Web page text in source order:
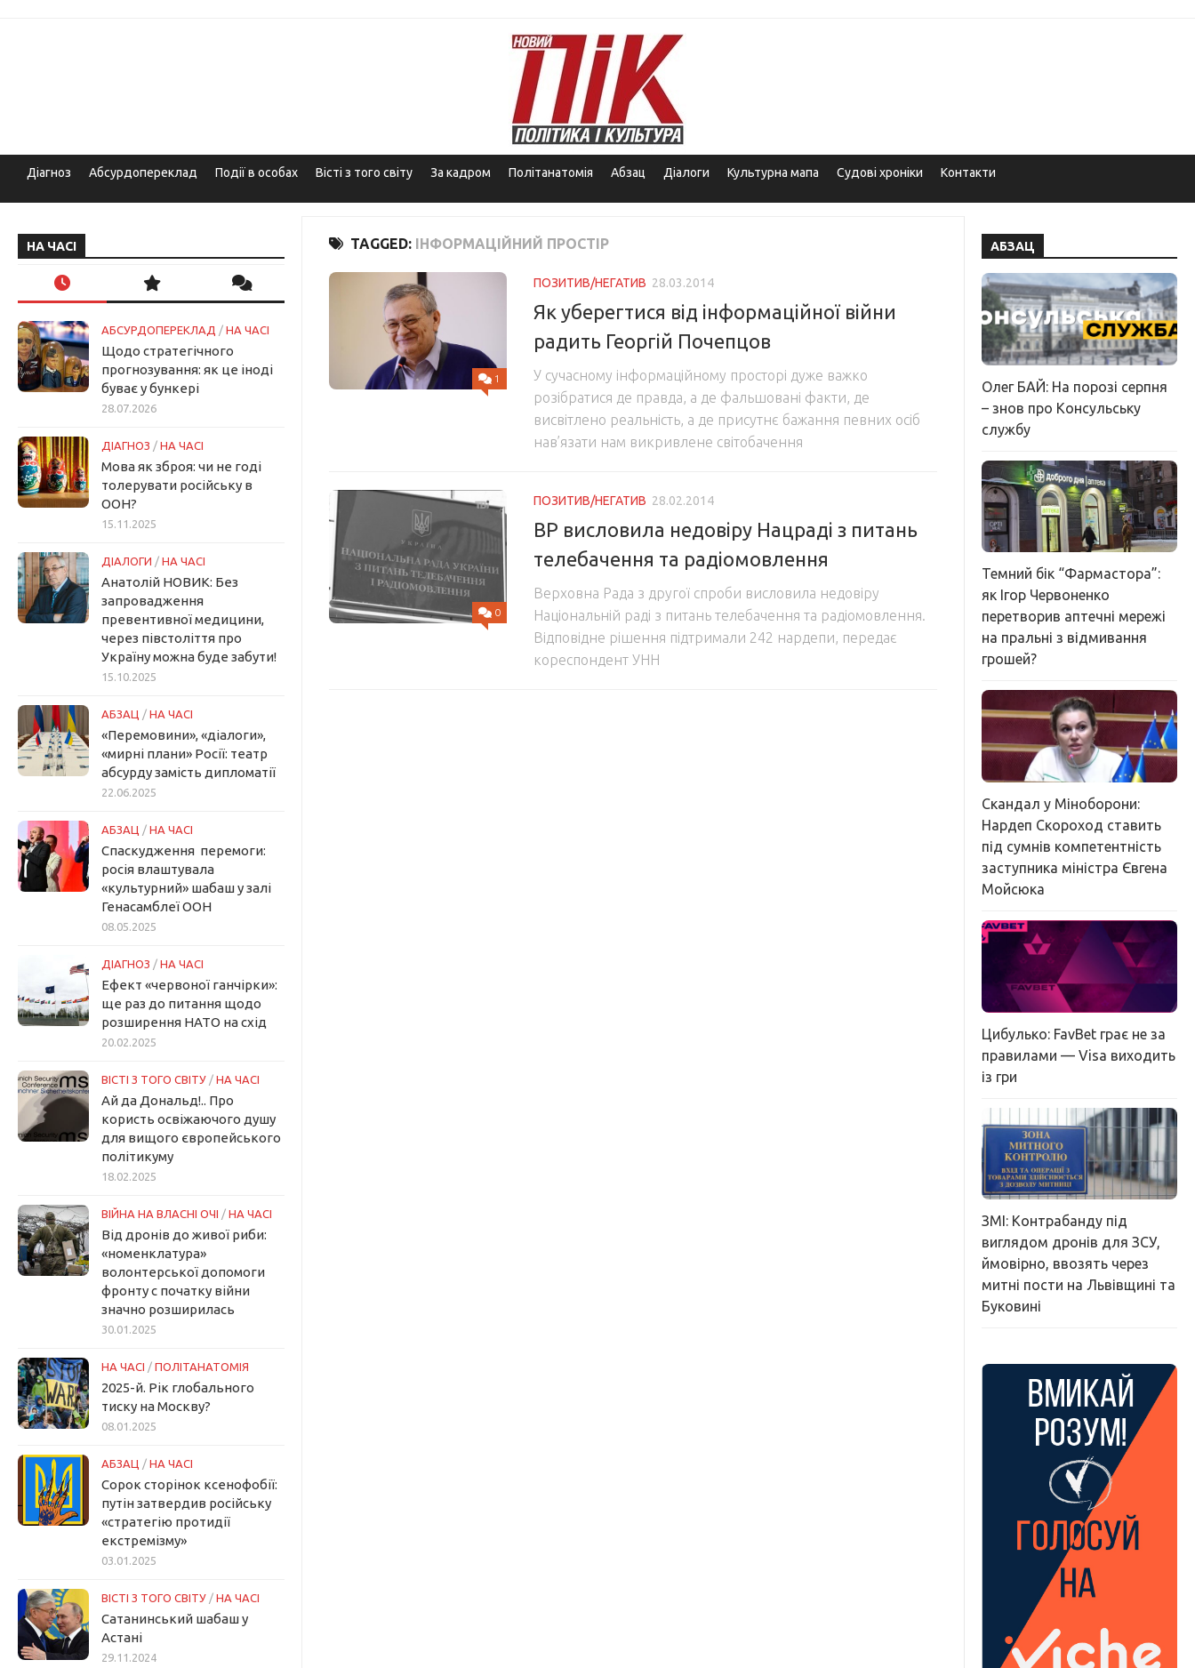
Діагноз Абсурдопереклад Події в особах Вісті з того світу За кадром Політанатомія Абзац Діалоги Культурна мапа Судові хроніки Контакти
TAGGED: ІНФОРМАЦІЙНИЙ ПРОСТІР
1
ПОЗИТИВ/НЕГАТИВ 28.03.2014
Як уберегтися від інформаційної війни
радить Георгій Почепцов
У сучасному інформаційному просторі дуже важко
розібратися де правда, а де фальшовані факти, де
висвітлено реальність, а де присутнє бажання певних осіб
нав’язати нам викривлене світобачення
0
ПОЗИТИВ/НЕГАТИВ 28.02.2014
ВР висловила недовіру Нацраді з питань
телебачення та радіомовлення
Верховна Рада з другої спроби висловила недовіру
Національній раді з питань телебачення та радіомовлення.
Відповідне рішення підтримали 242 нардепи, передає
кореспондент УНН
НА ЧАСІ
АБСУРДОПЕРЕКЛАД / НА ЧАСІ
Щодо стратегічного
прогнозування: як це іноді
буває у бункері
28.07.2026
ДІАГНОЗ / НА ЧАСІ
Мова як зброя: чи не годі
толерувати російську в
ООН?
15.11.2025
ДІАЛОГИ / НА ЧАСІ
Анатолій НОВИК: Без
запровадження
превентивної медицини,
через півстоліття про
Україну можна буде забути!
15.10.2025
АБЗАЦ / НА ЧАСІ
«Перемовини», «діалоги»,
«мирні плани» Росії: театр
абсурду замість дипломатії
22.06.2025
АБЗАЦ / НА ЧАСІ
Спаскудження перемоги:
росія влаштувала
«культурний» шабаш у залі
Генасамблеї ООН
08.05.2025
ДІАГНОЗ / НА ЧАСІ
Ефект «червоної ганчірки»:
ще раз до питання щодо
розширення НАТО на схід
20.02.2025
ВІСТІ З ТОГО СВІТУ / НА ЧАСІ
Ай да Дональд!.. Про
користь освіжаючого душу
для вищого європейського
політикуму
18.02.2025
ВІЙНА НА ВЛАСНІ ОЧІ / НА ЧАСІ
Від дронів до живої риби:
«номенклатура»
волонтерської допомоги
фронту с початку війни
значно розширилась
30.01.2025
НА ЧАСІ / ПОЛІТАНАТОМІЯ
2025-й. Рік глобального
тиску на Москву?
08.01.2025
АБЗАЦ / НА ЧАСІ
Сорок сторінок ксенофобії:
путін затвердив російську
«стратегію протидії
екстремізму»
03.01.2025
ВІСТІ З ТОГО СВІТУ / НА ЧАСІ
Сатанинський шабаш у
Астані
29.11.2024
АБЗАЦ
Олег БАЙ: На порозі серпня
– знов про Консульську
службу
Темний бік “Фармастора”:
як Ігор Червоненко
перетворив аптечні мережі
на пральні з відмивання
грошей?
Скандал у Міноборони:
Нардеп Скороход ставить
під сумнів компетентність
заступника міністра Євгена
Мойсюка
Цибулько: FavBet грає не за
правилами — Visa виходить
із гри
ЗМІ: Контрабанду під
виглядом дронів для ЗСУ,
ймовірно, ввозять через
митні пости на Львівщині та
Буковині